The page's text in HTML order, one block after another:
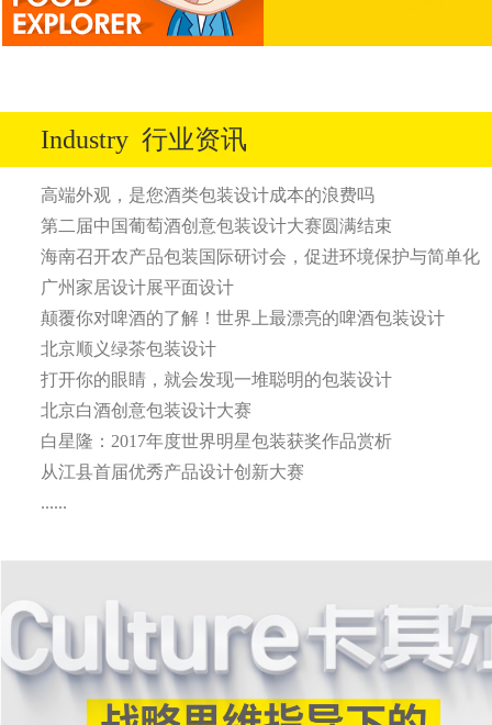
Industry 行业资讯
高端外观，是您酒类包装设计成本的浪费吗
第二届中国葡萄酒创意包装设计大赛圆满结束
海南召开农产品包装国际研讨会，促进环境保护与简单化
广州家居设计展平面设计
颠覆你对啤酒的了解！世界上最漂亮的啤酒包装设计
北京顺义绿茶包装设计
打开你的眼睛，就会发现一堆聪明的包装设计
北京白酒创意包装设计大赛
白星隆：2017年度世界明星包装获奖作品赏析
从江县首届优秀产品设计创新大赛
......